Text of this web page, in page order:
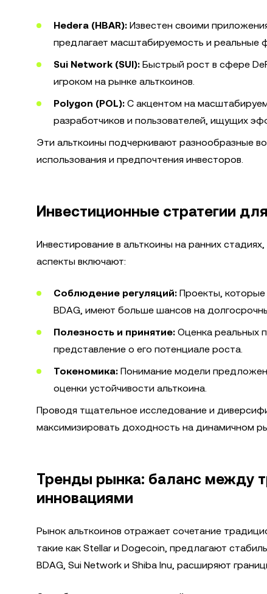
Hedera (HBAR): Известен своими
предлагает масштабируемость и реальные
Sui Network (SUI): Быстрый рост в сфере
игроком на рынке альткоинов.
Polygon (POL): С акцентом на
разработчиков и пользователей, ищущих
Эти альткоины подчеркивают разнообразные
использования и предпочтения инвесторов.
Инвестиционные стратегии
Инвестирование в альткоины на ранних
аспекты включают:
Соблюдение регуляций: Проекты,
BDAG, имеют больше шансов на
Полезность и принятие: Оценка реальных
представление о его потенциале роста.
Токеномика: Понимание модели
оценки устойчивости альткоина.
Проводя тщательное исследование и
максимизировать доходность на динамичном
Тренды рынка: баланс между
инновациями
Рынок альткоинов отражает сочетание
такие как Stellar и Dogecoin, предлагают
BDAG, Sui Network и Shiba Inu, расширяют